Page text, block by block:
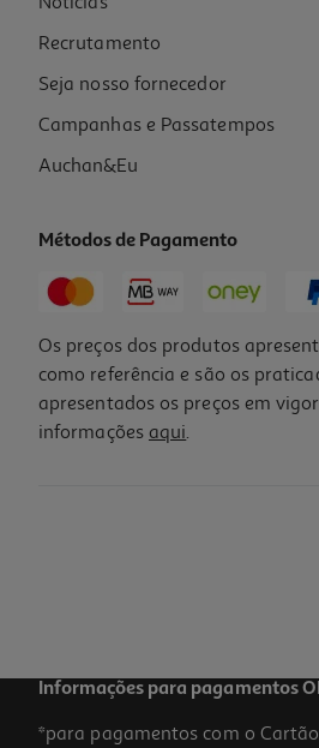
4,70 €
Recrutamento
Seja nosso fornecedor
Campanhas e Passatempos
Auchan&Eu
Métodos de Pagamento
Os preços dos produtos
como referência e são os
apresentados os preços em
informações aqui.
Informações para pagamentos
*para pagamentos com o